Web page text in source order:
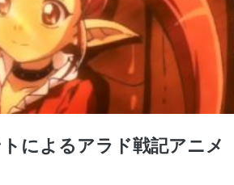
によるアラド戦記アニメ